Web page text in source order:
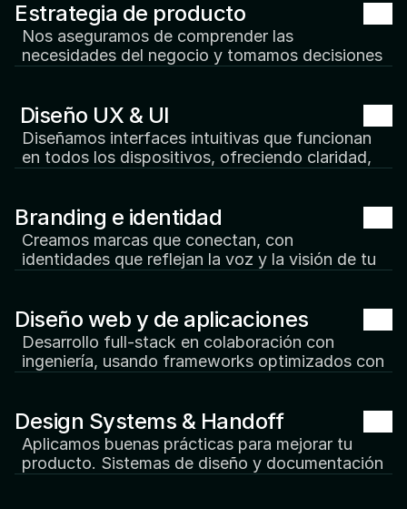
Estrategia de producto
Nos aseguramos de comprender las
necesidades del negocio y tomamos decisiones
Discovery de producto
Investigación de usuarios
Auditoría UX
▪Benchmark competitivo
Diseño UX & UI
Diseñamos interfaces intuitivas que funcionan
en todos los dispositivos, ofreciendo claridad,
▪Wireframes y diseño de interacción
Prototipado y testeo de usabilidad
Experiencias interactivas
Branding e identidad
Creamos marcas que conectan, con
identidades que reflejan la voz y la visión de tu
▪Tono de voz y mensajes
Rebranding
Guías visuales
Diseño web y de aplicaciones
Desarrollo full-stack en colaboración con
ingeniería, usando frameworks optimizados con
▪Landing pages e integración con CMS
Performance y accesibilidad
Herramientas de IA
Design Systems & Handoff
Aplicamos buenas prácticas para mejorar tu
producto. Sistemas de diseño y documentación